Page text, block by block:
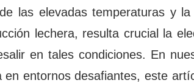
las elevadas temperaturas y la
lechera, resulta crucial la
en tales condiciones. En
entornos desafiantes, este